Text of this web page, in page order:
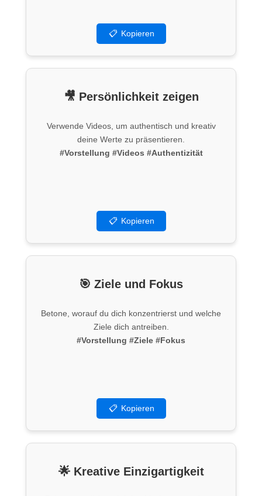
📋 Kopieren
🎥 Persönlichkeit zeigen
Verwende Videos, um authentisch und kreativ
deine Werte zu präsentieren.
#Vorstellung #Videos #Authentizität
📋 Kopieren
🎯 Ziele und Fokus
Betone, worauf du dich konzentrierst und welche
Ziele dich antreiben.
#Vorstellung #Ziele #Fokus
📋 Kopieren
🌟 Kreative Einzigartigkeit